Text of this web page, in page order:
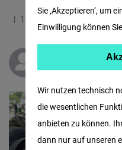
13.01.2025 5.0 Minuten
Wir nutzen technisch
die wesentlichen
anbieten zu können.
dann nur auf unseren
Sie ‚Akzeptieren‘, um
Einwilligung können
Facebook
Embed